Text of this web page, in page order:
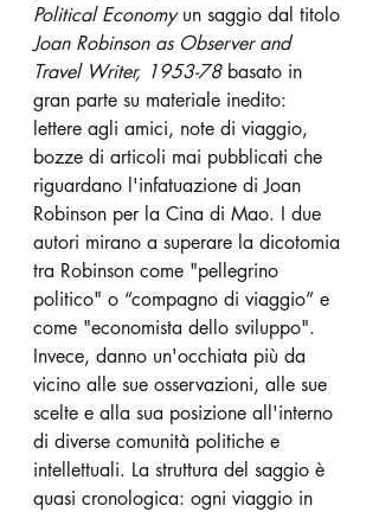
Political Economy un saggio dal titolo
Joan Robinson as Observer and
Travel Writer, 1953-78 basato in
gran parte su materiale inedito:
lettere agli amici, note di viaggio,
bozze di articoli mai pubblicati che
riguardano l'infatuazione di Joan
Robinson per la Cina di Mao. I due
autori mirano a superare la dicotomia
tra Robinson come "pellegrino
politico" o “compagno di viaggio” e
come "economista dello sviluppo".
Invece, danno un'occhiata più da
vicino alle sue osservazioni, alle sue
scelte e alla sua posizione all'interno
di diverse comunità politiche e
intellettuali. La struttura del saggio è
quasi cronologica: ogni viaggio in